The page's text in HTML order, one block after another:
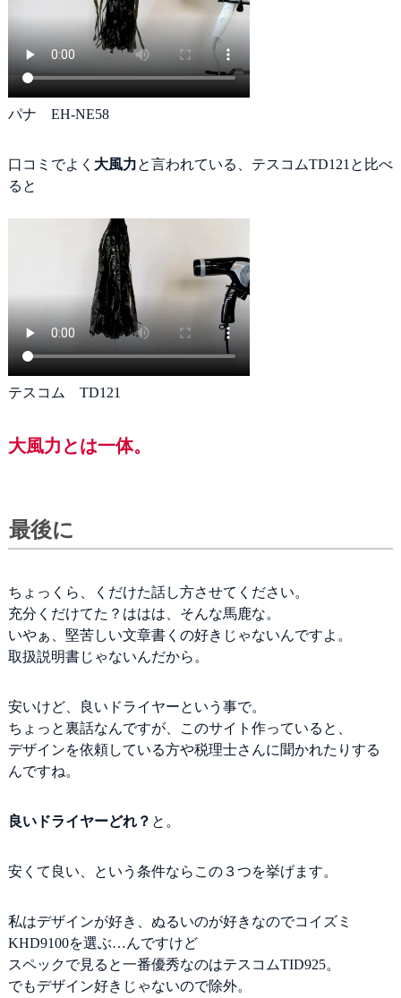
パナ EH-NE58
口コミでよく 大風力と言われている、テスコムTD121と比べ
ると
テスコム TD121
大風力とは一体。
最後に
ちょっくら、くだけた話し方させてください。
充分くだけてた？ははは、そんな馬鹿な。
いやぁ、堅苦しい文章書くの好きじゃないんですよ。
取扱説明書じゃないんだから。
安いけど、良いドライヤーという事で。
ちょっと裏話なんですが、このサイト作っていると、
デザインを依頼している方や税理士さんに聞かれたりする
んですね。
良いドライヤーどれ？ と。
安くて良い、という条件ならこの３つを挙げます。
私はデザインが好き、ぬるいのが好きなのでコイズミ
KHD9100を選ぶ…んですけど
スペックで見ると一番優秀なのはテスコムTID925。
でもデザイン好きじゃないので除外。